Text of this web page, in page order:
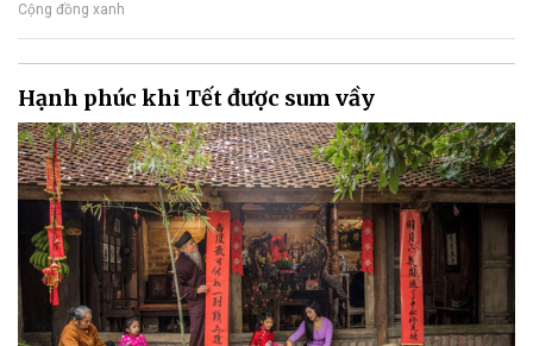
Cộng đồng xanh
Hạnh phúc khi Tết được sum vầy